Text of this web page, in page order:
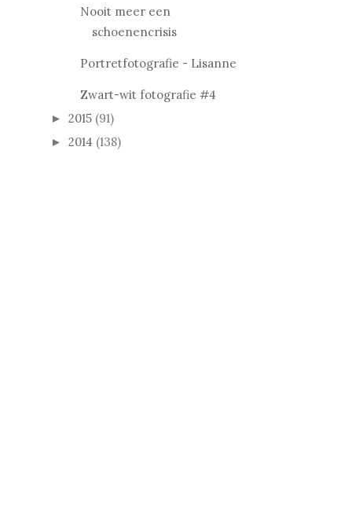
Nooit meer een
schoenencrisis
Portretfotografie - Lisanne
Zwart-wit fotografie #4
► 2015 (91)
► 2014 (138)